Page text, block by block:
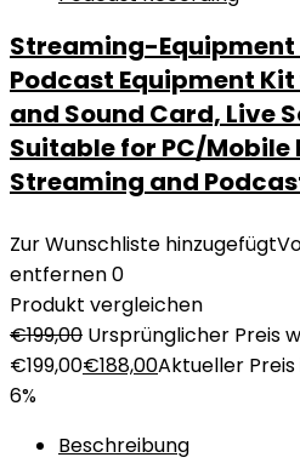
Streaming-Equipment
Podcast Equipment
and Sound Card, Live
Suitable for PC/Mobile
Streaming and
Zur Wunschliste hinzugefügt
entfernen0
Produkt vergleichen
€199,00 Ursprünglicher Preis
€199,00€188,00Aktueller Preis
6%
Beschreibung